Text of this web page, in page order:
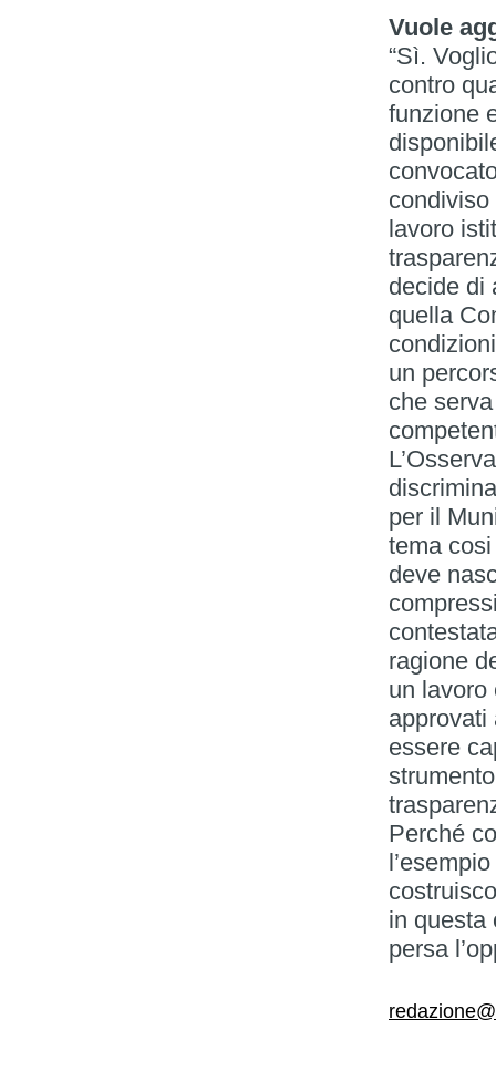
Vuole
“Sì.
contro
funzione
lavoro
decide di
quella
un
che
per il
tema
deve
ragione
un lavoro
approvati
essere
Perché
in questa
persa